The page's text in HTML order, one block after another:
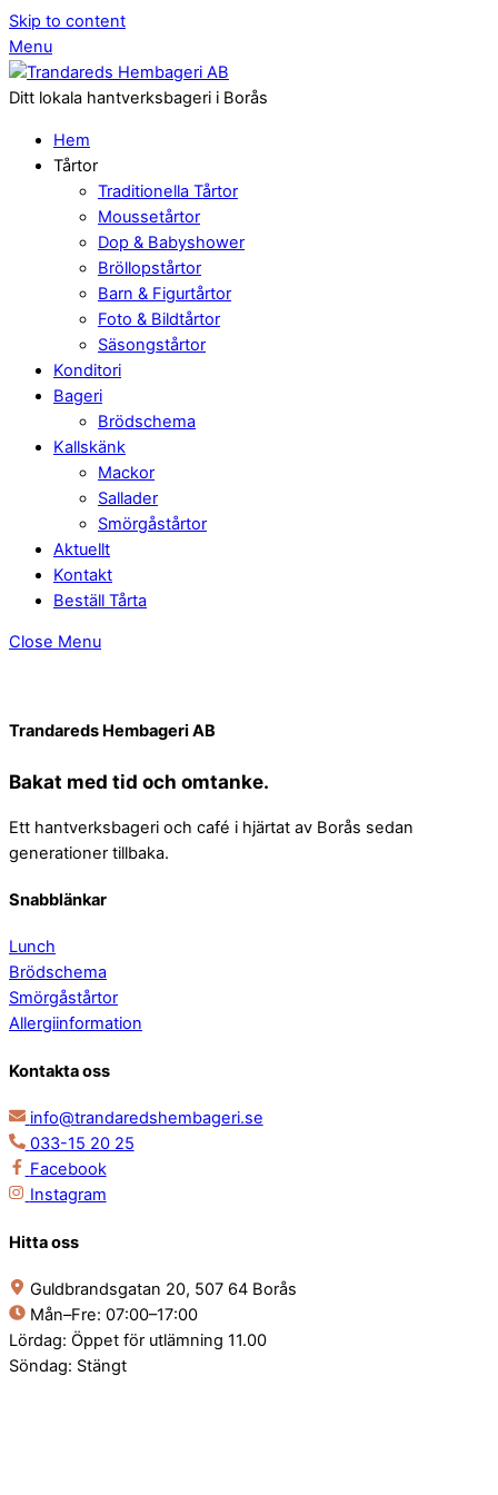
Skip to content
Menu
Ditt lokala hantverksbageri i Borås
Hem
Tårtor
Traditionella Tårtor
Moussetårtor
Dop & Babyshower
Bröllopstårtor
Barn & Figurtårtor
Foto & Bildtårtor
Säsongstårtor
Konditori
Bageri
Brödschema
Kallskänk
Mackor
Sallader
Smörgåstårtor
Aktuellt
Kontakt
Beställ Tårta
Close Menu
Trandareds Hembageri AB
Bakat med tid och omtanke.
Ett hantverksbageri och café i hjärtat av Borås sedan
generationer tillbaka.
Snabblänkar
Lunch
Brödschema
Smörgåstårtor
Allergiinformation
Kontakta oss
info@trandaredshembageri.se
033-15 20 25
Facebook
Instagram
Hitta oss
Guldbrandsgatan 20, 507 64 Borås
Mån–Fre: 07:00–17:00
Lördag: Öppet för utlämning 11.00
Söndag: Stängt